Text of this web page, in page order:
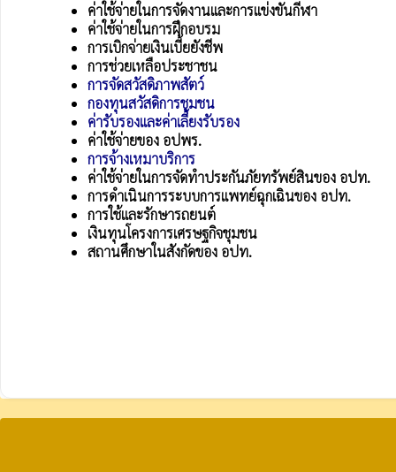
ค่าใช้จ่ายในการจัดงานและการแข่งขันกีฬา
ค่าใช้จ่ายในการฝึกอบรม
การเบิกจ่ายเงินเบี้ยยังชีพ
การช่วยเหลือประชาชน
การจัดสวัสดิภาพสัตว์
กองทุนสวัสดิการชุมชน
ค่ารับรองและค่าเลี้ยงรับรอง
ค่าใช้จ่ายของ อปพร.
การจ้างเหมาบริการ
ค่าใช้จ่ายในการจัดทำประกันภัยทรัพย์สินของ อปท.
การดำเนินการระบบการแพทย์ฉุกเฉินของ อปท.
การใช้และรักษารถยนต์
เงินทุนโครงการเศรษฐกิจชุมชน
สถานศึกษาในสังกัดของ อปท.